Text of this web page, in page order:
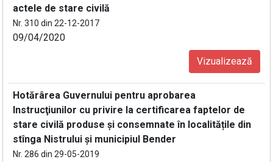
actele de stare civilă
Nr. 310 din 22-12-2017
09/04/2020
Vizualizează
Hotărârea Guvernului pentru aprobarea
Instrucţiunilor cu privire la certificarea faptelor de
stare civilă produse şi consemnate în localitățile din
stînga Nistrului și municipiul Bender
Nr. 286 din 29-05-2019